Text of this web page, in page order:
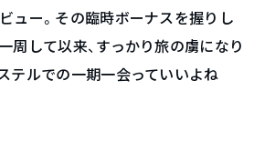
ュー。その臨時ボーナスを握りし
周して以来、すっかり旅の虜になり
テルでの一期一会っていいよね